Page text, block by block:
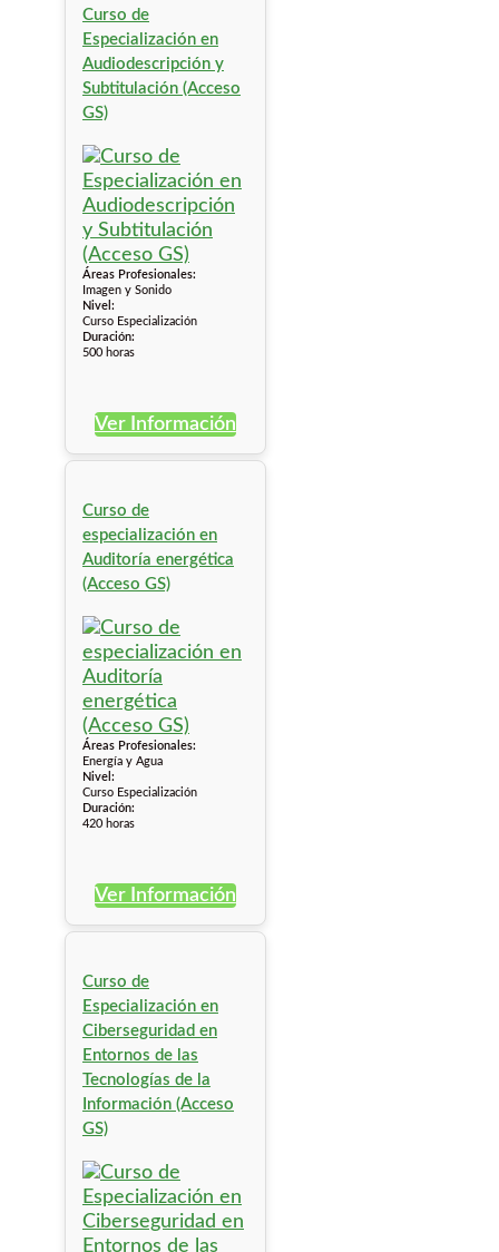
Curso de
Especialización en
Audiodescripción y
Subtitulación (Acceso
GS)
Áreas Profesionales:
Imagen y Sonido
Nivel:
Curso Especialización
Duración:
500 horas
Ver Información
Curso de
especialización en
Auditoría energética
(Acceso GS)
Áreas Profesionales:
Energía y Agua
Nivel:
Curso Especialización
Duración:
420 horas
Ver Información
Curso de
Especialización en
Ciberseguridad en
Entornos de las
Tecnologías de la
Información (Acceso
GS)